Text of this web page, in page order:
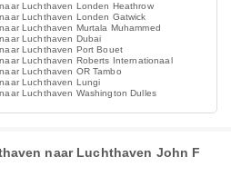
Luchthaven Londen Heathrow
Luchthaven Londen Gatwick
Luchthaven Murtala Muhammed
Luchthaven Dubai
Luchthaven Port Bouet
Luchthaven Roberts Internationaal
Luchthaven OR Tambo
Luchthaven Lungi
Luchthaven Washington Dulles
naar Luchthaven John F